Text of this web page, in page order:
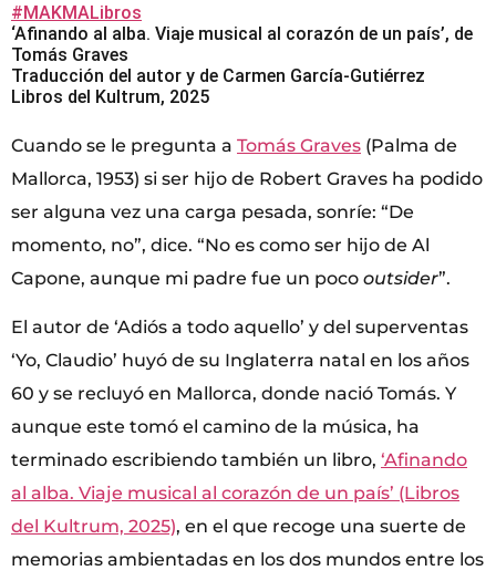
#MAKMALibros
‘Afinando al alba. Viaje musical al corazón de un país’, de
Tomás Graves
Traducción del autor y de Carmen García-Gutiérrez
Libros del Kultrum, 2025
Cuando se le pregunta a Tomás Graves (Palma de
Mallorca, 1953) si ser hijo de Robert Graves ha podido
ser alguna vez una carga pesada, sonríe: “De
momento, no”, dice. “No es como ser hijo de Al
Capone, aunque mi padre fue un poco outsider”.
El autor de ‘Adiós a todo aquello’ y del superventas
‘Yo, Claudio’ huyó de su Inglaterra natal en los años
60 y se recluyó en Mallorca, donde nació Tomás. Y
aunque este tomó el camino de la música, ha
terminado escribiendo también un libro, ‘Afinando
al alba. Viaje musical al corazón de un país’ (Libros
del Kultrum, 2025), en el que recoge una suerte de
memorias ambientadas en los dos mundos entre los